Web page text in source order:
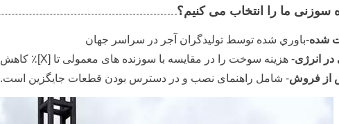
سوزنی ما را انتخاب می کنیم؟
شده-باوري شده توسط توليدگران آجر در سراسر جهان
انرژی- هزینه سوخت را در مقایسه با سوزنده های معمولی تا [X]٪ کاهش می دهد
از فروش- شامل راهنمای نصب و در دسترس بودن قطعات جایگزین است.